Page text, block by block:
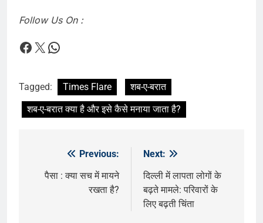
Follow Us On :
Times Flare
Times FlareWhatsApp
Tagged: Times Flare
शब-ए-बरात
शब-ए-बरात क्या है और इसे कैसे मनाया जाता है?
नेविगेशन
Previous:
पैसा : क्या सच में मायने
रखता है?
Next:
दिल्ली में लापता लोगों के
बढ़ते मामले: परिवारों के
लिए बढ़ती चिंता